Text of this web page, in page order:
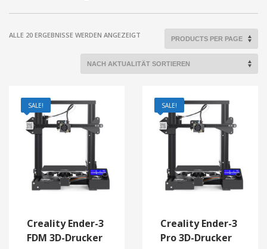
info@3duss.de
ALLE 20 ERGEBNISSE WERDEN ANGEZEIGT
AKTUALITÄT
SORTIERT
SALE!
Creality Ender-3
FDM 3D-Drucker
SALE!
Creality Ender-3
Pro 3D-Drucker